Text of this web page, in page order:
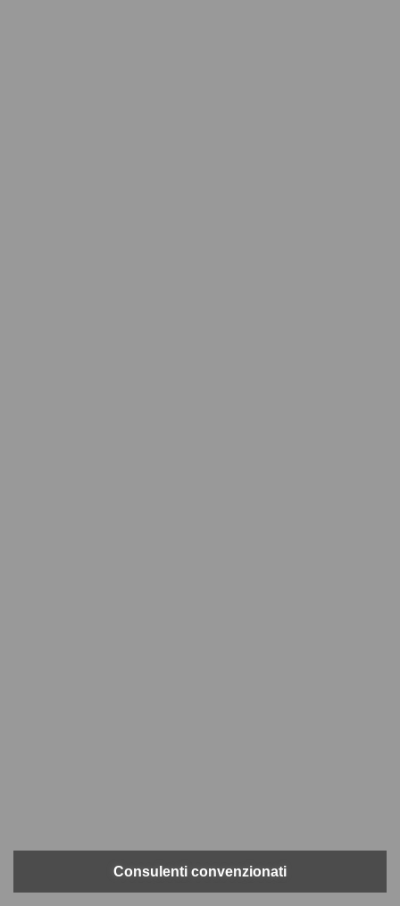
Consulenti convenzionati